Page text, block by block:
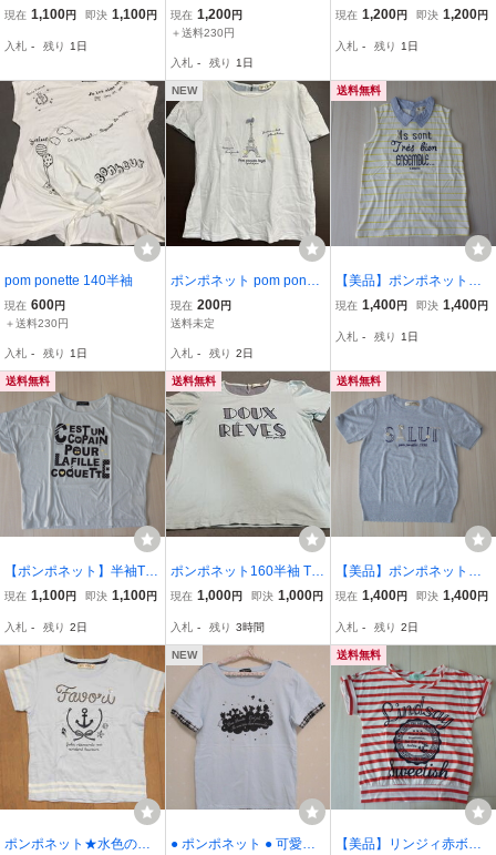
ャツ レース袖 緑ボー
現在 1,100円 即決 1,100円
入札 - 残り 1日
ャツ
現在 1,200円
＋送料230円
入札 - 残り 1日
愛い♪ノースリーブTシャ
現在 1,200円 即決 1,200円
入札 - 残り 1日
pom ponette 140半袖
現在 600円
＋送料230円
入札 - 残り 1日
NEW
ポンポネット pom ponett
e／半袖Tシャツ／エッフ
ェル塔柄／サイズL.160相
現在 200円
送料未定
入札 - 残り 2日
送料無料
【美品】ポンポネット襟
付きノースリーブTシャ
0ｃｍ★
現在 1,400円 即決 1,400円
入札 - 残り 1日
送料無料
【ポンポネット】半袖Tシ
ャツ 水色★165cm★
現在 1,100円 即決 1,100円
入札 - 残り 2日
送料無料
ポンポネット160半袖 Tシ
ャツ
現在 1,000円 即決 1,000円
入札 - 残り 3時間
送料無料
【美品】ポンポネット半
袖カットソー 水色★14
現在 1,400円 即決 1,400円
入札 - 残り 2日
ポンポネット★水色のか
NEW
● ポンポネット ● 可愛い
送料無料
【美品】リンジィ赤ボー